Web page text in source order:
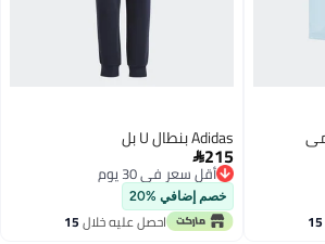
15
Adidas بنطال U بل
215
أقل سعر في 30 يوم
أقل سعر في 30 يوم
خصم إضافي %20
احصل عليه خلال15